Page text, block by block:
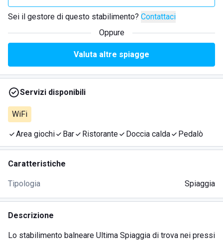
Sei il gestore di questo stabilimento? Contattaci
Oppure
Valuta altre spiagge
Servizi disponibili
WiFi
Area giochi Bar Ristorante Doccia calda Pedalò
Caratteristiche
Tipologia Spiaggia
Descrizione
Lo stabilimento balneare Ultima Spiaggia di trova nei pressi